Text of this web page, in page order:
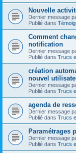
Nouvelle
Dernier message
Publié dans
Comment
notification
Dernier message
Publié dans Trucs
création
nouvel
Dernier message
Publié dans Trucs
agenda de
Dernier message
Publié dans Trucs
Paramétrages
Dernier message
Publié dans Trucs